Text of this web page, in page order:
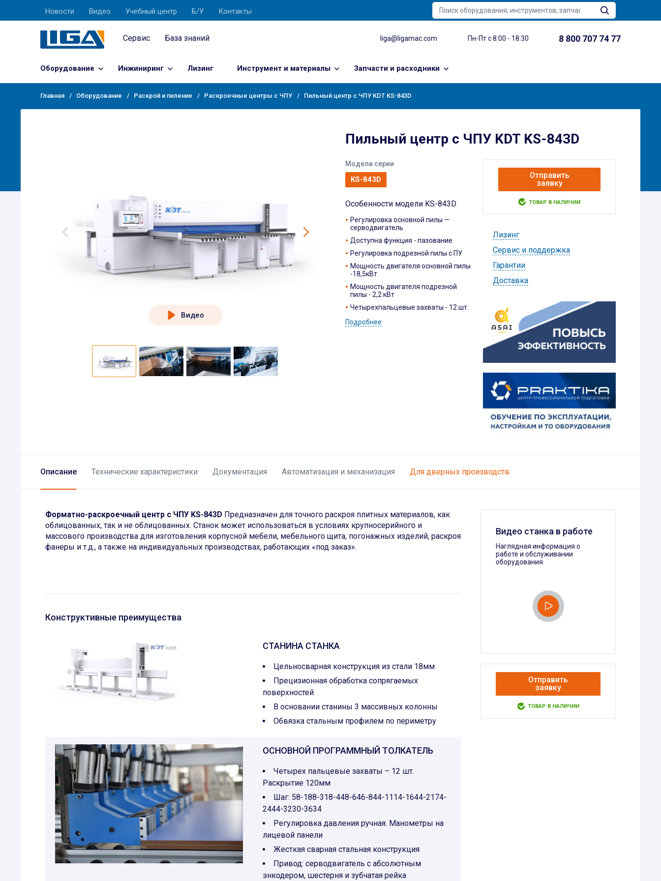
Новости Видео Учебный центр Б/У Контакты
Сервис База знаний liga@ligamac.com Пн-Пт с 8:00 - 18:30 8 800 707 74 77
Оборудование Инжиниринг Лизинг Инструмент и материалы Запчасти и расходники
Главная Оборудование Раскрой и пиление Раскроечные центры с ЧПУ Пильный центр с ЧПУ KDT KS-843D
Видео
Пильный центр с ЧПУ KDT KS-843D
Модели серии
KS-843D
Особенности модели KS-843D
Регулировка основной пилы —
серводвигатель
Доступна функция - пазование
Регулировка подрезной пилы c ПУ
Мощность двигателя основной пилы
-18,5кВт
Мощность двигателя подрезной
пилы - 2,2 кВт
Четырехпальцевые захваты - 12 шт.
Подробнее
Отправить
заявку
ТОВАР В НАЛИЧИИ
Лизинг
Cервис и поддержка
Гарантии
Доставка
Описание Технические характеристики Документация Автоматизация и механизация Для дверных производств
Форматно-раскроечный центр с ЧПУ KS-843D Предназначен для точного раскроя плитных материалов, как
облицованных, так и не облицованных. Станок может использоваться в условиях крупносерийного и
массового производства для изготовления корпусной мебели, мебельного щита, погонажных изделий, раскроя
фанеры и т.д., а также на индивидуальных производствах, работающих «под заказ».
Конструктивные преимущества
СТАНИНА СТАНКА
Цельносварная конструкция из стали 18мм
Прецизионная обработка сопрягаемых
поверхностей
В основании станины 3 массивных колонны
Обвязка стальным профилем по периметру
ОСНОВНОЙ ПРОГРАММНЫЙ ТОЛКАТЕЛЬ
Четырех пальцевые захваты – 12 шт.
Раскрытие 120мм
Шаг: 58-188-318-448-646-844-1114-1644-2174-
2444-3230-3634
Регулировка давления ручная. Манометры на
лицевой панели
Жесткая сварная стальная конструкция
Привод: серводвигатель с абсолютным
энкодером, шестерня и зубчатая рейка
Видео станка в работе
Наглядная информация о
работе и обслуживании
оборудования
Отправить
заявку
ТОВАР В НАЛИЧИИ